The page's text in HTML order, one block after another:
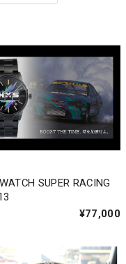
SUPER RACING
¥77,000